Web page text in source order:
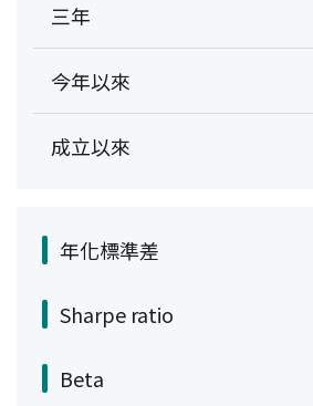
三年
今年以來
成立以來
年化標準差
Sharpe ratio
Beta